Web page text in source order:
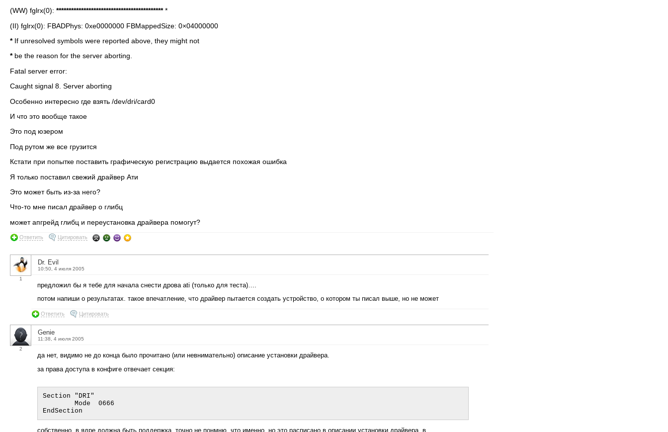
(WW) fglrx(0): ********************************************
(II) fglrx(0): FBADPhys: 0xe0000000 FBMappedSize: 0×04000000
*If unresolved symbols were reported above, they might not
*be the reason for the server aborting.
Fatal server error:
Caught signal 8. Server aborting
Особенно интересно где взять /dev/dri/card0
И что это вообще такое
Это под юзером
Под рутом же все грузится
Кстати при попытке поставить графическую регистрацию выдается похожая ошибка
Я только поставил свежий драйвер Ати
Это может быть из-за него?
Что-то мне писал драйвер о глибц
может апгрейд глибц и переустановка драйвера помогут?
Ответить Цитировать
1
Dr. Evil
10:50, 4 июля 2005
предложил бы я тебе для начала снести дрова ati (только для теста)….
потом напиши о результатах. такое впечатление, что драйвер пытается создать устройство, о котором ты писал выше, но не может
Ответить Цитировать
2
Genie
11:38, 4 июля 2005
да нет, видимо не до конца было прочитано (или невнимательно) описание установки драйвера.
за права доступа в конфиге отвечает секция:
Section "DRI"
собственно, в ядре должна быть поддержка, точно не понмню, что именно, но это расписано в описании установки драйвера, в